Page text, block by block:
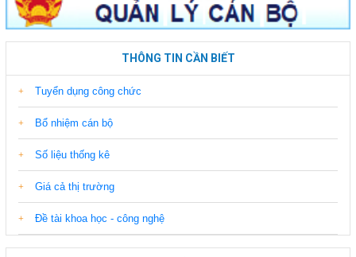
THÔNG TIN CẦN BIẾT
Tuyển dụng công chức
Bổ nhiệm cán bộ
Số liệu thống kê
Giá cả thị trường
Đề tài khoa học - công nghệ